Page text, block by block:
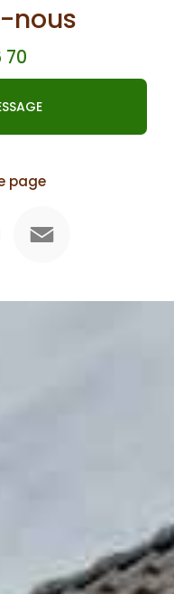
nous
70
page